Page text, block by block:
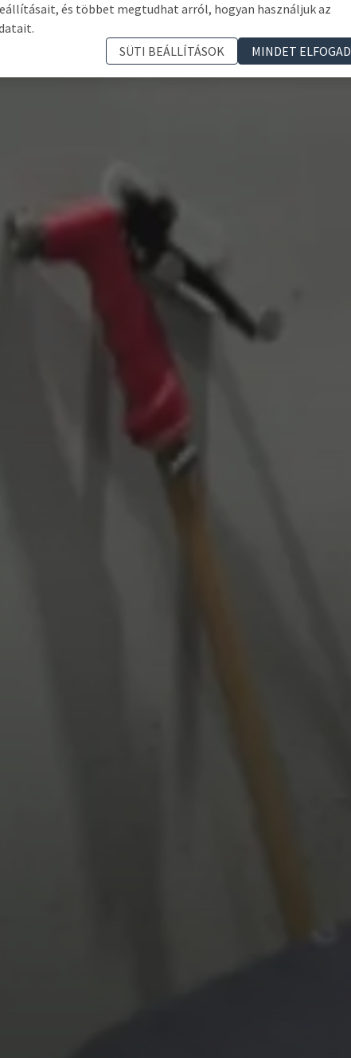
és többet megtudhat arról, hogyan használjuk az
SÜTI BEÁLLÍTÁSOK
MINDET ELFOGAD